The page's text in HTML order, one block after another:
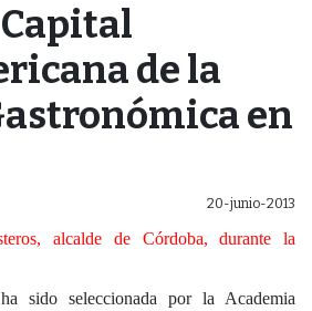
de la
en
20-junio-2013
sido seleccionada por la Academia